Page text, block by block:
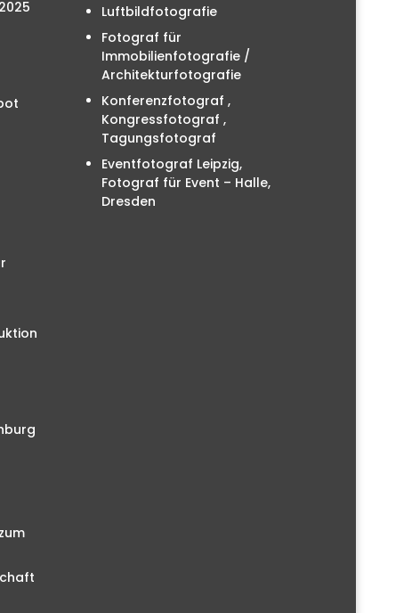
Luftbildfotografie
Fotograf für
Immobilienfotografie /
Architekturfotografie
Konferenzfotograf ,
Kongressfotograf ,
Tagungsfotograf
Eventfotograf Leipzig,
Fotograf für Event – Halle,
Dresden